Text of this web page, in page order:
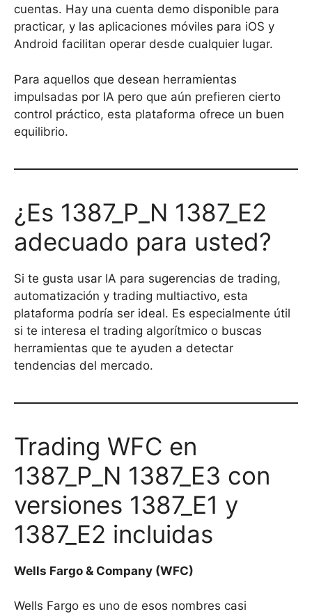
cuentas. Hay una cuenta demo disponible para
practicar, y las aplicaciones móviles para iOS y
Android facilitan operar desde cualquier lugar.
Para aquellos que desean herramientas
impulsadas por IA pero que aún prefieren cierto
control práctico, esta plataforma ofrece un buen
equilibrio.
¿Es 1387_P_N 1387_E2
adecuado para usted?
Si te gusta usar IA para sugerencias de trading,
automatización y trading multiactivo, esta
plataforma podría ser ideal. Es especialmente útil
si te interesa el trading algorítmico o buscas
herramientas que te ayuden a detectar
tendencias del mercado.
Trading WFC en
1387_P_N 1387_E3 con
versiones 1387_E1 y
1387_E2 incluidas
Wells Fargo & Company (WFC)
Wells Fargo es uno de esos nombres casi